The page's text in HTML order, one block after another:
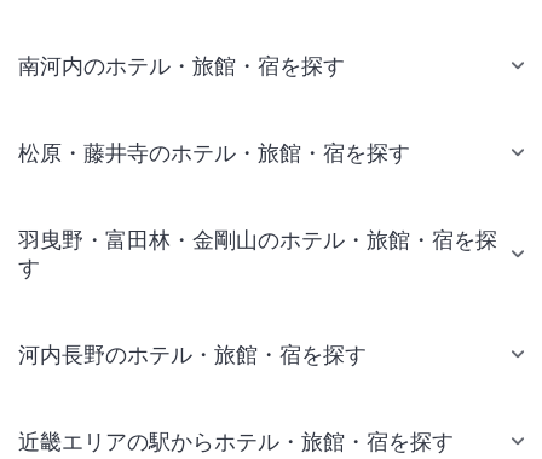
南河内のホテル・旅館・宿を探す
松原・藤井寺のホテル・旅館・宿を探す
羽曳野・富田林・金剛山のホテル・旅館・宿を探
す
河内長野のホテル・旅館・宿を探す
近畿エリアの駅からホテル・旅館・宿を探す